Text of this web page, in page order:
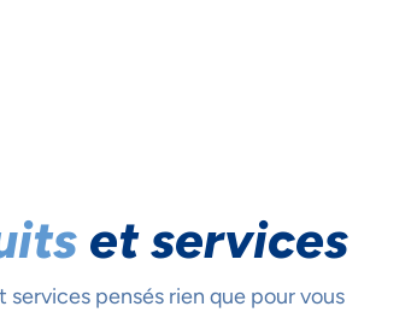
et services
pensés rien que pour vous